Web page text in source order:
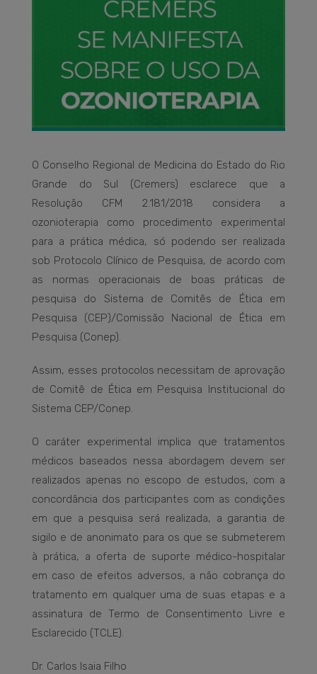
O Conselho Regional de Medicina do Estado do Rio
Grande do Sul (Cremers) esclarece que a
Resolução CFM 2.181/2018 considera a
ozonioterapia como procedimento experimental
para a prática médica, só podendo ser realizada
sob Protocolo Clínico de Pesquisa, de acordo com
as normas operacionais de boas práticas de
pesquisa do Sistema de Comitês de Ética em
Pesquisa (CEP)/Comissão Nacional de Ética em
Pesquisa (Conep).
Assim, esses protocolos necessitam de aprovação
de Comitê de Ética em Pesquisa Institucional do
Sistema CEP/Conep.
O caráter experimental implica que tratamentos
médicos baseados nessa abordagem devem ser
realizados apenas no escopo de estudos, com a
concordância dos participantes com as condições
em que a pesquisa será realizada, a garantia de
sigilo e de anonimato para os que se submeterem
à prática, a oferta de suporte médico-hospitalar
em caso de efeitos adversos, a não cobrança do
tratamento em qualquer uma de suas etapas e a
assinatura de Termo de Consentimento Livre e
Esclarecido (TCLE).
Dr. Carlos Isaia Filho